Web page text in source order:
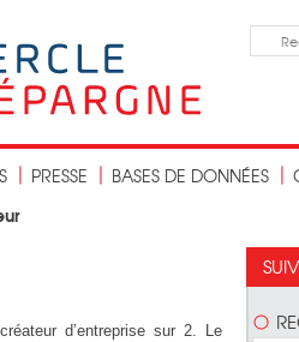
PRESSE BASES DE DONNÉES
d’entreprise sur 2. Le